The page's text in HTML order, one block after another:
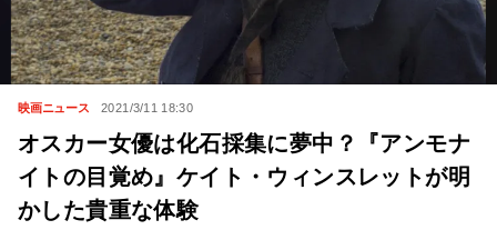
映画ニュース 2021/3/11 18:30
オスカー女優は化石採集に夢中？『アンモナ
イトの目覚め』ケイト・ウィンスレットが明
かした貴重な体験